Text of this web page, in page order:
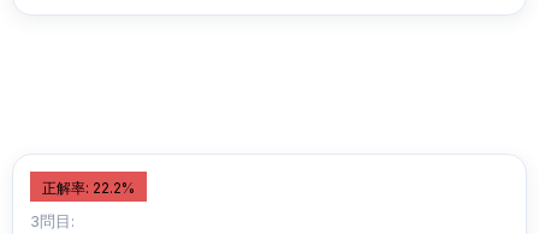
正解率: 22.2%
3問目: